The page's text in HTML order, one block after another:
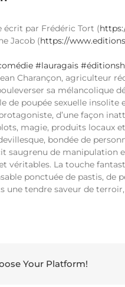
écrit par Frédéric Tort (
Jacob (https://
#lauragais
Charançon, agriculteur
sa mélancolique
de poupée sexuelle insolite
d’une façon
magie, produits locaux
bondée de
saugrenu de manipulation
véritables. La touche
ponctuée de pastis, de
une tendre saveur de
Your Platform!